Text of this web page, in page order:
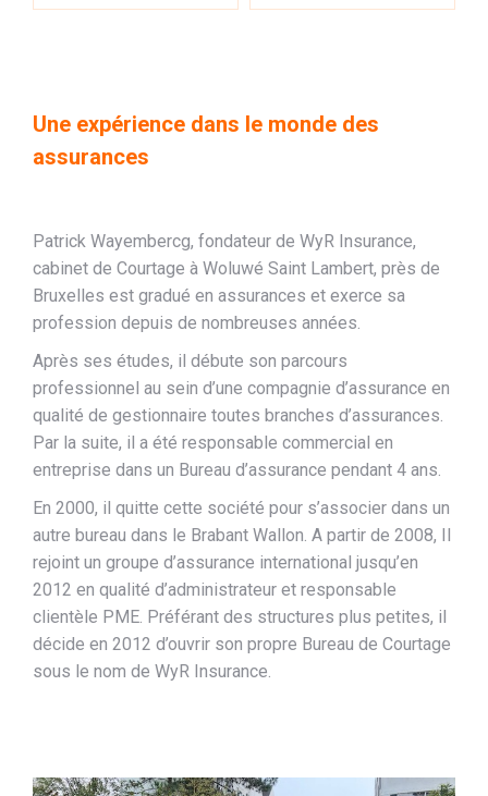
Une expérience dans le monde des
assurances
Patrick Wayembercg, fondateur de WyR Insurance,
cabinet de Courtage à Woluwé Saint Lambert, près de
Bruxelles est gradué en assurances et exerce sa
profession depuis de nombreuses années.
Après ses études, il débute son parcours
professionnel au sein d’une compagnie d’assurance en
qualité de gestionnaire toutes branches d’assurances.
Par la suite, il a été responsable commercial en
entreprise dans un Bureau d’assurance pendant 4 ans.
En 2000, il quitte cette société pour s’associer dans un
autre bureau dans le Brabant Wallon. A partir de 2008, Il
rejoint un groupe d’assurance international jusqu’en
2012 en qualité d’administrateur et responsable
clientèle PME. Préférant des structures plus petites, il
décide en 2012 d’ouvrir son propre Bureau de Courtage
sous le nom de WyR Insurance.